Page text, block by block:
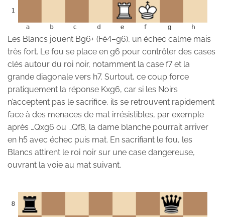
Les Blancs jouent Bg6+ (Fé4–g6), un échec calme mais
très fort. Le fou se place en g6 pour contrôler des cases
clés autour du roi noir, notamment la case f7 et la
grande diagonale vers h7. Surtout, ce coup force
pratiquement la réponse Kxg6, car si les Noirs
n’acceptent pas le sacrifice, ils se retrouvent rapidement
face à des menaces de mat irrésistibles, par exemple
après …Qxg6 ou …Qf8, la dame blanche pourrait arriver
en h5 avec échec puis mat. En sacrifiant le fou, les
Blancs attirent le roi noir sur une case dangereuse,
ouvrant la voie au mat suivant.